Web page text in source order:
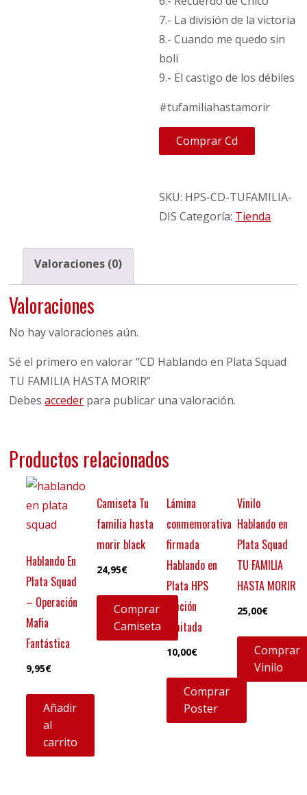
7.- La división de la victoria
8.- Cuando me quedo sin
boli
9.- El castigo de los débiles
#tufamiliahastamorir
Comprar Cd
SKU: HPS-CD-TUFAMILIA-
DIS Categoría: Tienda
Valoraciones (0)
Valoraciones
No hay valoraciones aún.
Sé el primero en valorar “CD Hablando en Plata Squad
TU FAMILIA HASTA MORIR”
Debesacceder para publicar una valoración.
Productos relacionados
Hablando En
Plata Squad
– Operación
Mafia
Fantástica
9,95€
Añadir
al
carrito
Camiseta Tu
familia hasta
morir black
24,95€
Comprar
Camiseta
Lámina
conmemorativa
firmada
Hablando en
Plata HPS
edición
límitada
10,00€
Comprar
Poster
Vinilo
Hablando en
Plata Squad
TU FAMILIA
HASTA MORIR
25,00€
Comprar
Vinilo